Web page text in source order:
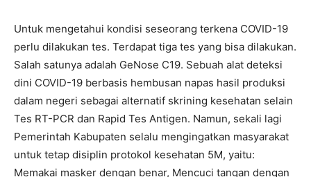
Untuk mengetahui kondisi seseorang terkena COVID-19
perlu dilakukan tes. Terdapat tiga tes yang bisa dilakukan.
Salah satunya adalah GeNose C19. Sebuah alat deteksi
dini COVID-19 berbasis hembusan napas hasil produksi
dalam negeri sebagai alternatif skrining kesehatan selain
Tes RT-PCR dan Rapid Tes Antigen. Namun, sekali lagi
Pemerintah Kabupaten selalu mengingatkan masyarakat
untuk tetap disiplin protokol kesehatan 5M, yaitu:
Memakai masker dengan benar, Mencuci tangan dengan